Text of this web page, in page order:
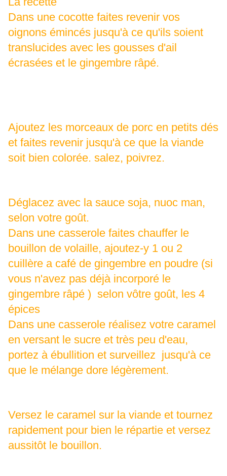
Dans une cocotte faites revenir vos
oignons émincés jusqu'à ce qu'ils soient
translucides avec les gousses d'ail
écrasées et le gingembre râpé.
Ajoutez les morceaux de porc en petits dés
et faites revenir jusqu'à ce que la viande
soit bien colorée. salez, poivrez.
Déglacez avec la sauce soja, nuoc man,
selon votre goût.
Dans une casserole faites chauffer le
bouillon de volaille, ajoutez-y 1 ou 2
cuillère a café de gingembre en poudre (si
vous n'avez pas déjà incorporé le
gingembre râpé ) selon vôtre goût, les 4
épices
Dans une casserole réalisez votre caramel
en versant le sucre et très peu d'eau,
portez à ébullition et surveillez jusqu'à ce
que le mélange dore légèrement.
Versez le caramel sur la viande et tournez
rapidement pour bien le répartie et versez
aussitôt le bouillon.